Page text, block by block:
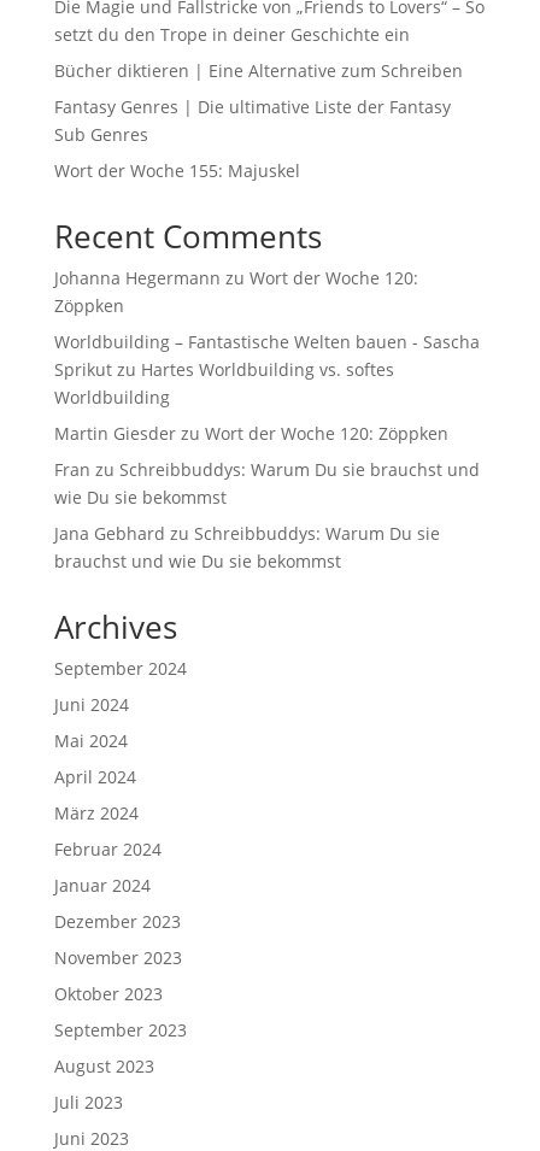
Die Magie und Fallstricke von „Friends to Lovers“ – So
setzt du den Trope in deiner Geschichte ein
Bücher diktieren | Eine Alternative zum Schreiben
Fantasy Genres | Die ultimative Liste der Fantasy
Sub Genres
Wort der Woche 155: Majuskel
Recent Comments
Johanna Hegermann zu Wort der Woche 120:
Zöppken
Worldbuilding – Fantastische Welten bauen - Sascha
Sprikutzu Hartes Worldbuilding vs. softes
Worldbuilding
Martin Giesderzu Wort der Woche 120: Zöppken
Fran zu Schreibbuddys: Warum Du sie brauchst und
wie Du sie bekommst
Jana Gebhard zu Schreibbuddys: Warum Du sie
brauchst und wie Du sie bekommst
Archives
September 2024
Juni 2024
Mai 2024
April 2024
März 2024
Februar 2024
Januar 2024
Dezember 2023
November 2023
Oktober 2023
September 2023
August 2023
Juli 2023
Juni 2023